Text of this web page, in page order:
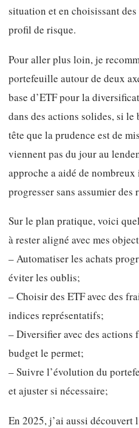
situation et en choisissant
profil de risque.
Pour aller plus loin, je
portefeuille autour de deux
base d’ETF pour la
dans des actions solides, si le
tête que la prudence est de
viennent pas du jour au
approche a aidé de
progresser sans assumier des
Sur le plan pratique, voici
à rester aligné avec mes
– Automatiser les achats
éviter les oublis;
– Choisir des ETF avec des
indices représentatifs;
– Diversifier avec des actions
budget le permet;
– Suivre l’évolution du
et ajuster si nécessaire;
En 2025, j’ai aussi découvert